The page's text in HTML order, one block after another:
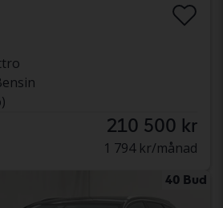
210 500 kr
1 794 kr/månad
40 Bud